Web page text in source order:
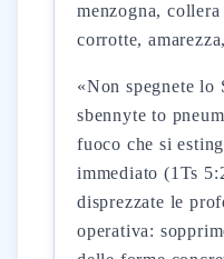
menzogna,
corrotte,
«Non spegnete
sbennyte to
fuoco che si
immediato (1Ts
disprezzate le
operativa: